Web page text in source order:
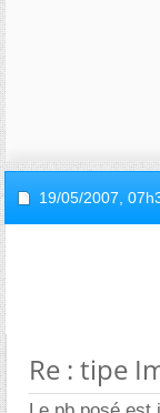
19/05/2007,
Re : tipe